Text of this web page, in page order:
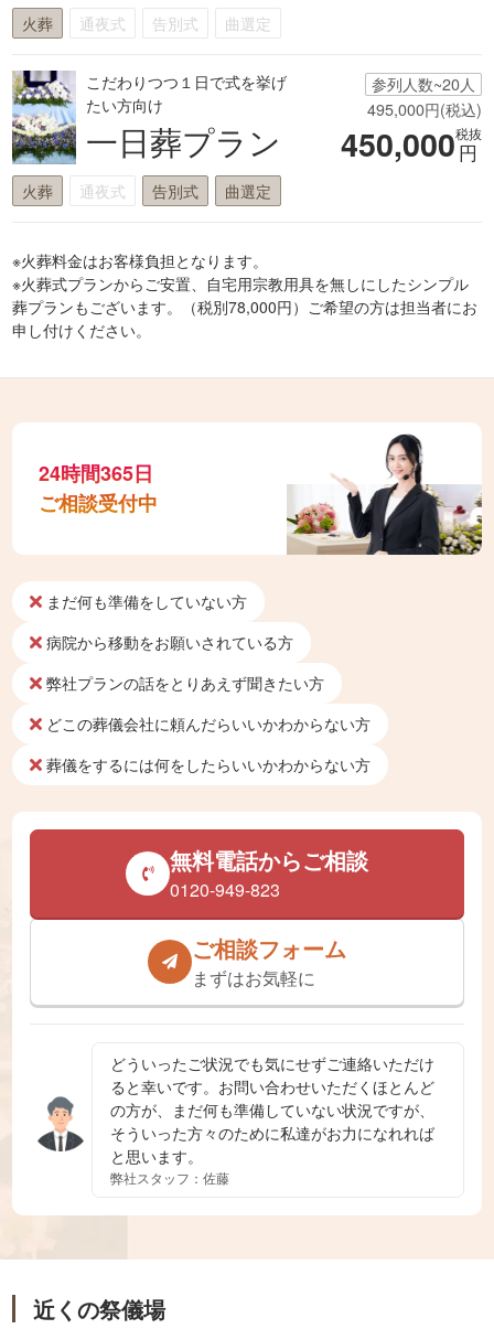
火葬 通夜式 告別式 曲選定
こだわりつつ１日で式を挙げ
たい方向け
一日葬プラン
参列人数~20人
495,000円(税込)
450,000税抜
円
火葬 通夜式 告別式 曲選定
※火葬料金はお客様負担となります。
※火葬式プランからご安置、自宅用宗教用具を無しにしたシンプル
葬プランもございます。（税別78,000円）ご希望の方は担当者にお
申し付けください。
24時間365日
ご相談受付中
まだ何も準備をしていない方
病院から移動をお願いされている方
弊社プランの話をとりあえず聞きたい方
どこの葬儀会社に頼んだらいいかわからない方
葬儀をするには何をしたらいいかわからない方
ご相談フォーム
まずはお気軽に
無料電話からご相談
0120-949-823
どういったご状況でも気にせずご連絡いただけ
ると幸いです。お問い合わせいただくほとんど
の方が、まだ何も準備していない状況ですが、
そういった方々のために私達がお力になれれば
と思います。
弊社スタッフ：佐藤
近くの祭儀場